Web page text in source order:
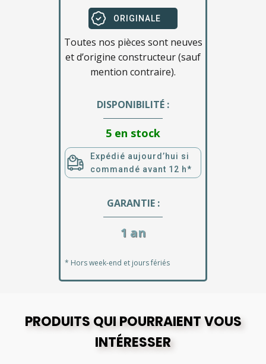
ORIGINALE
Toutes nos pièces sont neuves
et d’origine constructeur (sauf
mention contraire).
DISPONIBILITÉ :
5 en stock
Expédié aujourd’hui si
commandé avant 12 h*
GARANTIE :
1 an
* Hors week-end et jours fériés
PRODUITS QUI POURRAIENT VOUS
INTÉRESSER